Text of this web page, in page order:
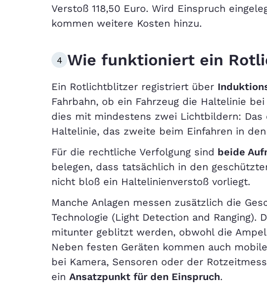
Verstoß 118,50 Euro. Wird Einspruch
kommen weitere Kosten hinzu.
4 Wie funktioniert ein
Ein Rotlichtblitzer registriert über
Fahrbahn, ob ein Fahrzeug die Haltelinie
dies mit mindestens zwei Lichtbildern:
Haltelinie, das zweite beim Einfahren in
Für die rechtliche Verfolgung sind beide
belegen, dass tatsächlich in den
nicht bloß ein Haltelinienverstoß vorliegt.
Manche Anlagen messen zusätzlich die
Technologie (Light Detection and Ranging).
mitunter geblitzt werden, obwohl die
Neben festen Geräten kommen auch
bei Kamera, Sensoren oder der
ein Ansatzpunkt für den Einspruch.